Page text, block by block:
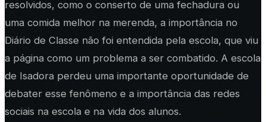
resolvidos, como o conserto de uma fechadura ou
uma comida melhor na merenda, a importância no
Diário de Classe não foi entendida pela escola, que viu
a página como um problema a ser combatido. A escola
de Isadora perdeu uma importante oportunidade de
debater esse fenômeno e a importância das redes
sociais na escola e na vida dos alunos.